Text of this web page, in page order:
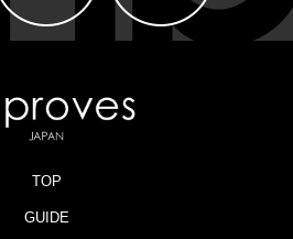
TOP
GUIDE